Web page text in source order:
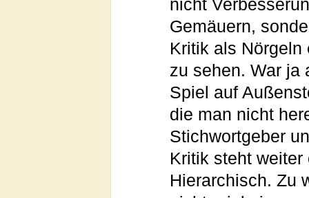
nicht
Gemäuern,
Kritik als
zu sehen. War ja
Spiel auf
die man nicht
Stichwortgeber
Kritik steht
Hierarchisch. Zu